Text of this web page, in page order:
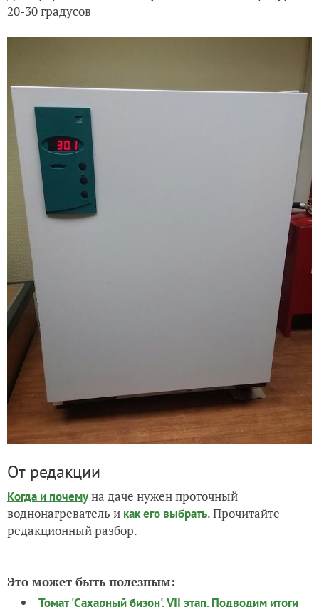
20-30 градусов
От редакции
Когда и почемуна даче нужен проточный
воднонагреватель и как его выбрать. Прочитайте
редакционный разбор.
Это может быть полезным:
Томат 'Сахарный бизон'. VII этап. Подводим итоги